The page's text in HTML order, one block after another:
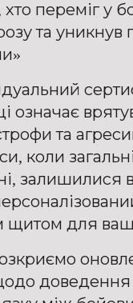
переміг у
та уникнув
означає
та
коли
залишилися
щитом для